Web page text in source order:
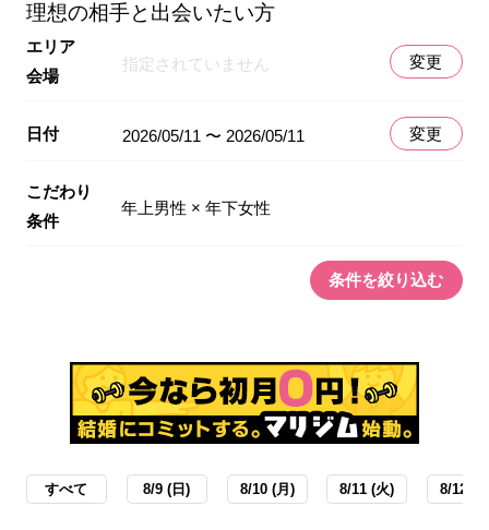
理想の相手と出会いたい方
エリア
会場
指定されていません 変更
日付 2026/05/11 〜 2026/05/11 変更
こだわり
条件
年上男性 × 年下女性
条件を絞り込む
すべて 8/9 (日) 8/10 (月) 8/11 (火) 8/12 (